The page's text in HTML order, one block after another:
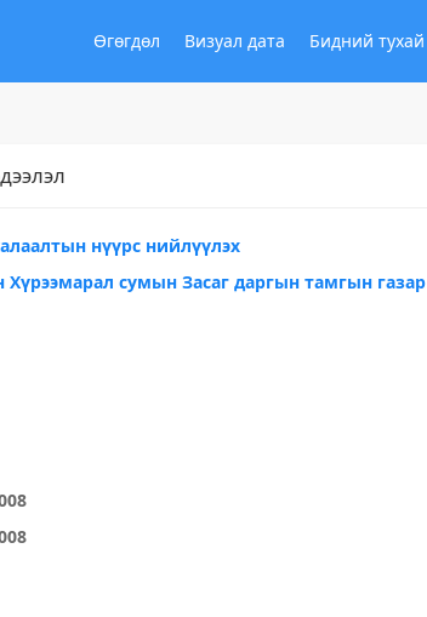
Өгөгдөл Визуал дата Бидний тухай
нүүрс нийлүүлэх
Хүрээмарал сумын Засаг даргын тамгын газар